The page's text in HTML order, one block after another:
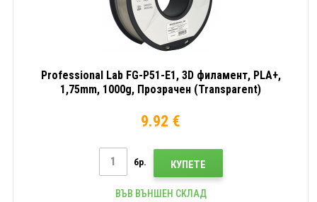
Professional Lab FG-P51-E1, 3D филамент, PLA+,
1,75mm, 1000g, Прозрачен (Transparent)
9.92 €
бр. КУПЕТЕ
ВЪВ ВЪНШЕН СКЛАД